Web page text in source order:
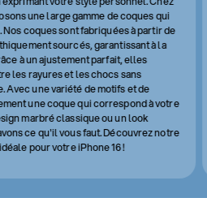
une large gamme de coques qui
coques sont fabriquées à partir de
sourcés, garantissant à la
à un ajustement parfait, elles
les rayures et les chocs sans
une variété de motifs et de
une coque qui correspond à votre
marbré classique ou un look
ce qu'il vous faut. Découvrez notre
pour votre iPhone 16 !